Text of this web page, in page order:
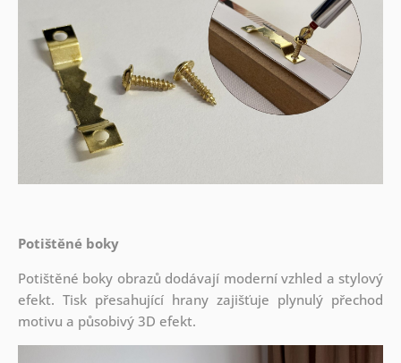
Potištěné boky
Potištěné boky obrazů dodávají moderní vzhled a stylový
efekt. Tisk přesahující hrany zajišťuje plynulý přechod
motivu a působivý 3D efekt.